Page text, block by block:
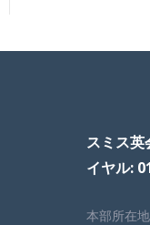
スミス
イヤル:
本部所在地